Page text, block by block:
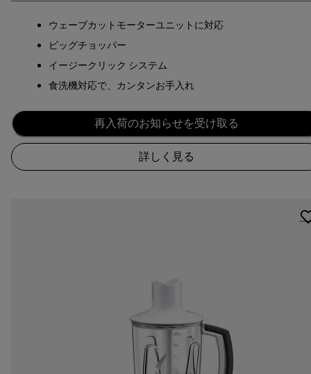
ウェーブカットモーターユニットに対応
ビッグチョッパー
イージークリック システム
食洗機対応で、カンタンお手入れ
再入荷のお知らせを受け取る
詳しく見る